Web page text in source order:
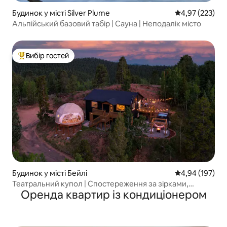
Будинок у місті Silver Plume Середня
4,97 (223)
Альпійський базовий табір | Сауна | Неподалік місто
Топ вибір гостей
Вибір гостей
Будинок у місті Бейлі Середня
4,94 (197)
Театральний купол | Спостереження за зірками,
джакузі, гамак, тераса
Оренда квартир із кондиціонером